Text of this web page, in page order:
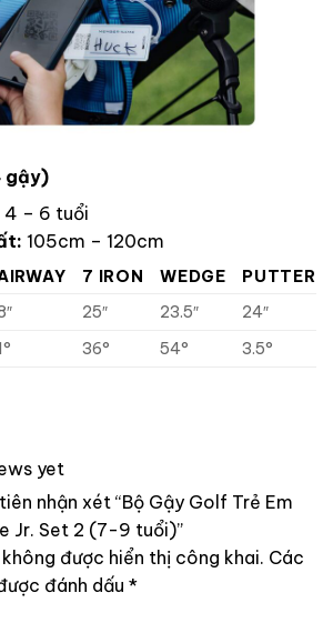
gậy)
4 – 6 tuổi
105cm – 120cm
7 IRON WEDGE
PUTTER
25″ 23.5″
24″
36° 54° 3.5°
yet
nhận xét “Bộ Gậy Golf Trẻ Em
Jr. Set 2 (7-9 tuổi)”
được hiển thị công khai. Các
đánh dấu *